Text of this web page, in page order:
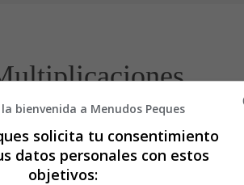
de matemáticas
educativos-Fichas didácticas
bienvenida a Menudos Peques
solicita tu consentimiento
datos personales con estos
objetivos: